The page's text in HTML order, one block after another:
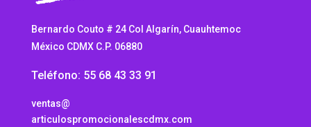
Bernardo Couto # 24 Col Algarín, Cuauhtemoc
México CDMX C.P. 06880
Teléfono: 55 68 43 33 91
ventas@
articulospromocionalescdmx.com